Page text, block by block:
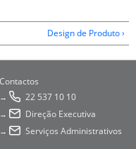
Design de Produto ›
Contactos
→ 22 537 10 10
→ Direção Executiva
→ Serviços Administrativos